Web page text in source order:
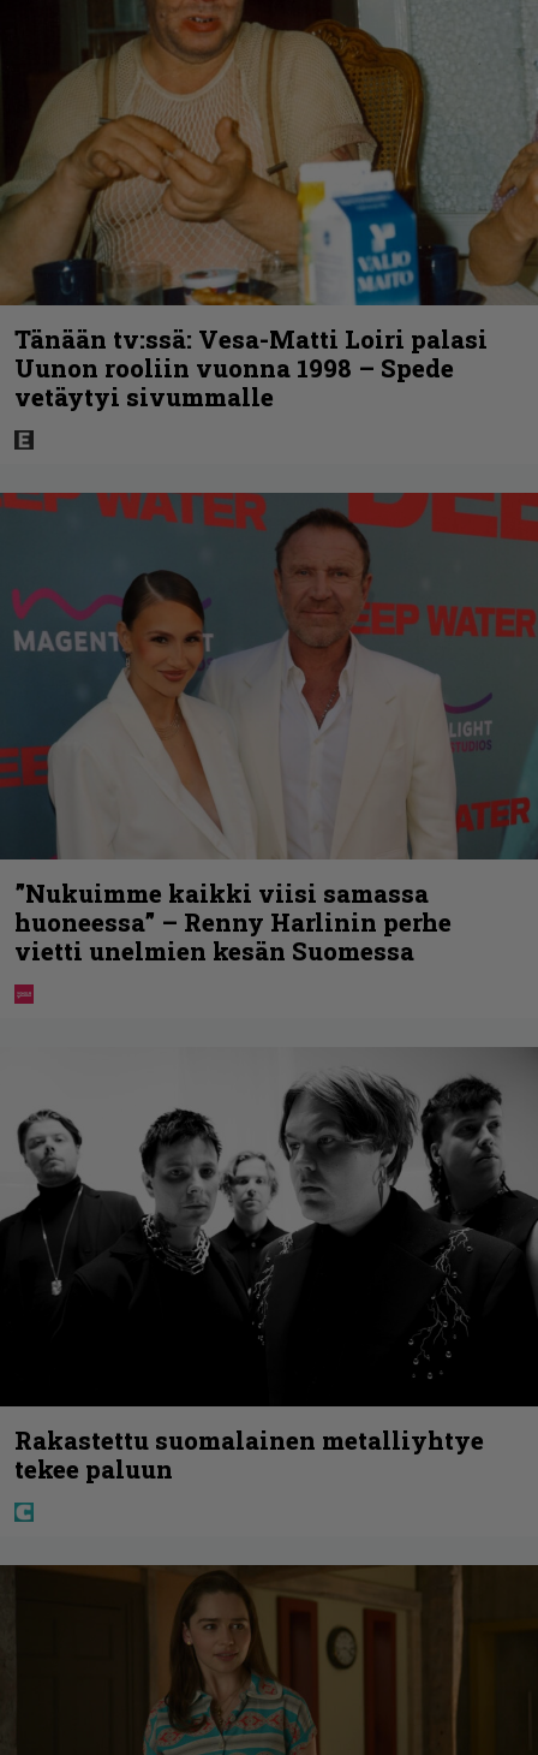
Tänään tv:ssä: Vesa-Matti Loiri palasi
Uunon rooliin vuonna 1998 – Spede
vetäytyi sivummalle
”Nukuimme kaikki viisi samassa
huoneessa” – Renny Harlinin perhe
vietti unelmien kesän Suomessa
Rakastettu suomalainen metalliyhtye
tekee paluun